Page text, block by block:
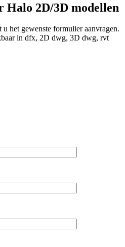
2D/3D modellen
het gewenste formulier aanvragen.
in dfx, 2D dwg, 3D dwg, rvt